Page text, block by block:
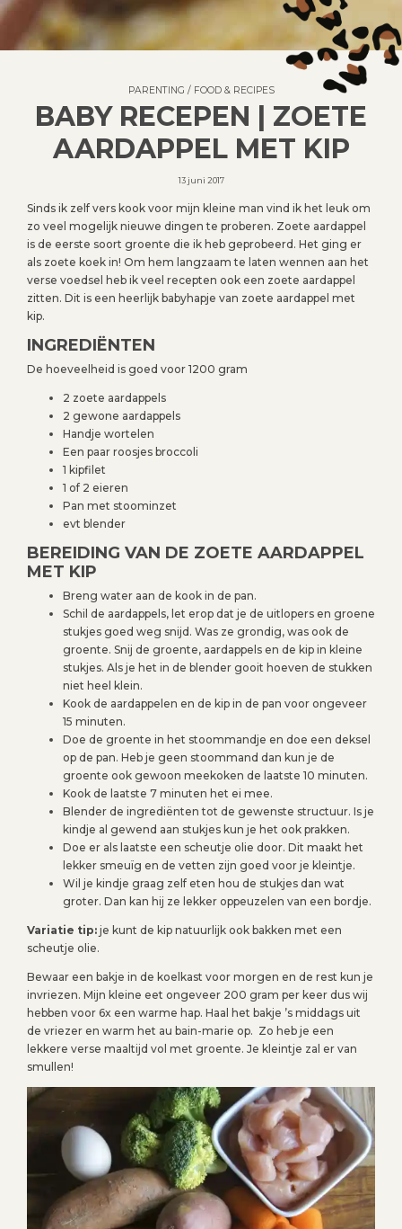
PARENTING / FOOD & RECIPES
BABY RECEPEN | ZOETE
AARDAPPEL MET KIP
13 juni 2017
Sinds ik zelf vers kook voor mijn kleine man vind ik het leuk om
zo veel mogelijk nieuwe dingen te proberen. Zoete aardappel
is de eerste soort groente die ik heb geprobeerd. Het ging er
als zoete koek in! Om hem langzaam te laten wennen aan het
verse voedsel heb ik veel recepten ook een zoete aardappel
zitten. Dit is een heerlijk babyhapje van zoete aardappel met
kip.
INGREDIËNTEN
De hoeveelheid is goed voor 1200 gram
2 zoete aardappels
2 gewone aardappels
Handje wortelen
Een paar roosjes broccoli
1 kipfilet
1 of 2 eieren
Pan met stoominzet
evt blender
BEREIDING VAN DE ZOETE AARDAPPEL
MET KIP
Breng water aan de kook in de pan.
Schil de aardappels, let erop dat je de uitlopers en groene
stukjes goed weg snijd. Was ze grondig, was ook de
groente. Snij de groente, aardappels en de kip in kleine
stukjes. Als je het in de blender gooit hoeven de stukken
niet heel klein.
Kook de aardappelen en de kip in de pan voor ongeveer
15 minuten.
Doe de groente in het stoommandje en doe een deksel
op de pan. Heb je geen stoommand dan kun je de
groente ook gewoon meekoken de laatste 10 minuten.
Kook de laatste 7 minuten het ei mee.
Blender de ingrediënten tot de gewenste structuur. Is je
kindje al gewend aan stukjes kun je het ook prakken.
Doe er als laatste een scheutje olie door. Dit maakt het
lekker smeuïg en de vetten zijn goed voor je kleintje.
Wil je kindje graag zelf eten hou de stukjes dan wat
groter. Dan kan hij ze lekker oppeuzelen van een bordje.
Variatie tip: je kunt de kip natuurlijk ook bakken met een
scheutje olie.
Bewaar een bakje in de koelkast voor morgen en de rest kun je
invriezen. Mijn kleine eet ongeveer 200 gram per keer dus wij
hebben voor 6x een warme hap. Haal het bakje ’s middags uit
de vriezer en warm het au bain-marie op. Zo heb je een
lekkere verse maaltijd vol met groente. Je kleintje zal er van
smullen!